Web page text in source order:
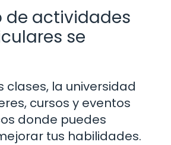
de actividades
se
clases, la universidad
cursos y eventos
donde puedes
tus habilidades.